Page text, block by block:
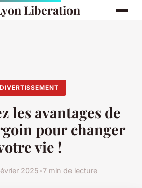
Liberation
DIVERTISSEMENT
les avantages de
pour changer
vie !
2025•7 min de lecture